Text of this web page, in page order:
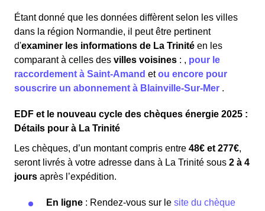
Étant donné que les données diffèrent selon les villes
dans la région Normandie, il peut être pertinent
d'examiner les informations de La Trinité en les
comparant à celles des villes voisines : , pour le
raccordement à Saint-Amand etou encore pour
souscrire un abonnement à Blainville-Sur-Mer .
EDF et le nouveau cycle des chèques énergie 2025 :
Détails pour à La Trinité
Les chèques, d’un montant compris entre 48€ et 277€,
seront livrés à votre adresse dans à La Trinité sous 2 à 4
jours après l’expédition.
En ligne : Rendez-vous sur le site du chèque